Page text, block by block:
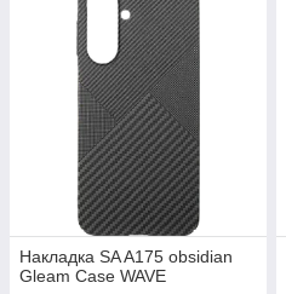
Накладка SA A175 obsidian
Gleam Case WAVE